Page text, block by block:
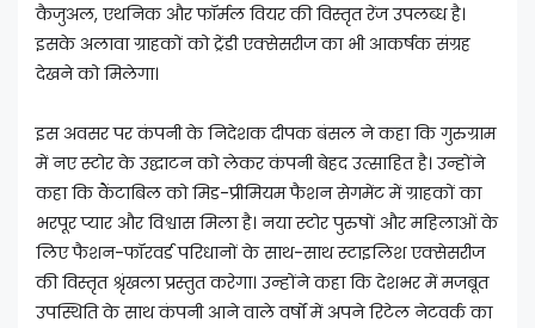
कैजुअल, एथनिक और फॉर्मल वियर की विस्तृत रेंज उपलब्ध है।
इसके अलावा ग्राहकों को ट्रेंडी एक्सेसरीज का भी आकर्षक संग्रह
देखने को मिलेगा।
इस अवसर पर कंपनी के निदेशक दीपक बंसल ने कहा कि गुरुग्राम
में नए स्टोर के उद्घाटन को लेकर कंपनी बेहद उत्साहित है। उन्होंने
कहा कि कैंटाबिल को मिड-प्रीमियम फैशन सेगमेंट में ग्राहकों का
भरपूर प्यार और विश्वास मिला है। नया स्टोर पुरुषों और महिलाओं के
लिए फैशन-फॉरवर्ड परिधानों के साथ-साथ स्टाइलिश एक्सेसरीज
की विस्तृत श्रृंखला प्रस्तुत करेगा। उन्होंने कहा कि देशभर में मजबूत
उपस्थिति के साथ कंपनी आने वाले वर्षों में अपने रिटेल नेटवर्क का